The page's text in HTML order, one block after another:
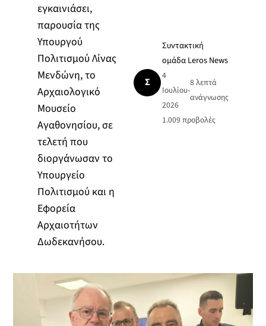
εγκαινιάσει,
παρουσία της
Υπουργού
Πολιτισμού Λίνας
Μενδώνη, το
Αρχαιολογικό
Μουσείο
Αγαθονησίου, σε
τελετή που
διοργάνωσαν το
Υπουργείο
Πολιτισμού και η
Εφορεία
Αρχαιοτήτων
Δωδεκανήσου.
Σ
Συντακτική
ομάδα Leros News
4
Ιουλίου
2026
•
8 λεπτά
ανάγνωσης
1.009 προβολές